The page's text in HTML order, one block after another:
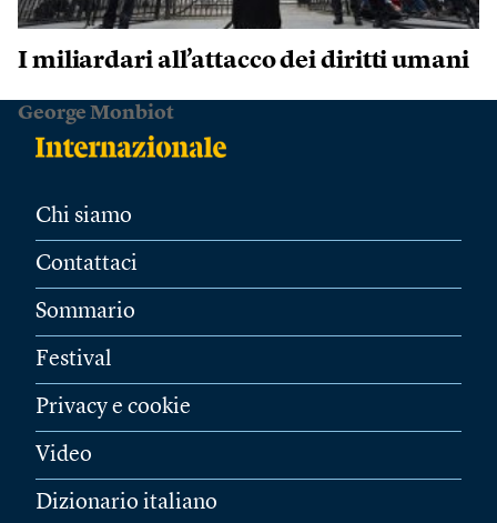
I miliardari all’attacco dei diritti umani
George Monbiot
Chi siamo
Contattaci
Sommario
Festival
Privacy e cookie
Video
Dizionario italiano